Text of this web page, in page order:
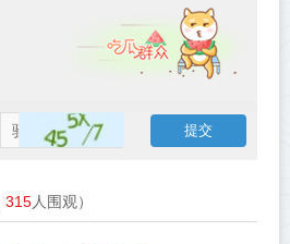
315人围观）